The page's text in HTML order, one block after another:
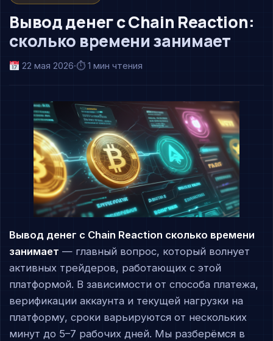
Вывод денег с Chain Reaction:
сколько времени занимает
22 мая 2026·⏱ 1 мин чтения
Вывод денег с Chain Reaction сколько времени
занимает — главный вопрос, который волнует
активных трейдеров, работающих с этой
платформой. В зависимости от способа платежа,
верификации аккаунта и текущей нагрузки на
платформу, сроки варьируются от нескольких
минут до 5–7 рабочих дней. Мы разберёмся в